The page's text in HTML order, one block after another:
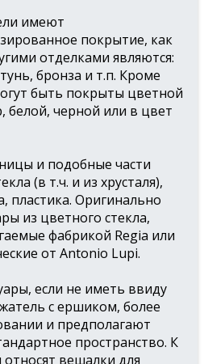
имеют
покрытие, как
отделками являются:
бронза и т.п. Кроме
быть покрыты цветной
черной или в цвет
и подобные части
(в т.ч. и из хрусталя),
пластика. Оригинально
из цветного стекла,
фабрикой Regia или
от Antonio Lupi.
если не иметь ввиду
с ершиком, более
и предполагают
пространство. К
относят вешалки для